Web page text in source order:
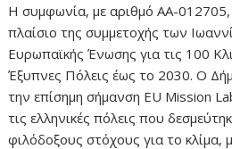
Η συμφωνία, με αριθμό AA-
πλαίσιο της συμμετοχής των
Ευρωπαϊκής Ένωσης για τις 100
Έξυπνες Πόλεις έως το 2030. Ο
την επίσημη σήμανση EU Mission
τις ελληνικές πόλεις που
φιλόδοξους στόχους για το κλίμα,